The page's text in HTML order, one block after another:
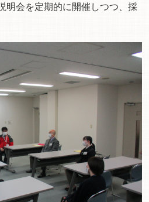
明会を定期的に開催しつつ、採